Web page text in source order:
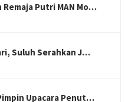
Remaja Putri MAN Mo…
Suluh Serahkan J…
Upacara Penut…